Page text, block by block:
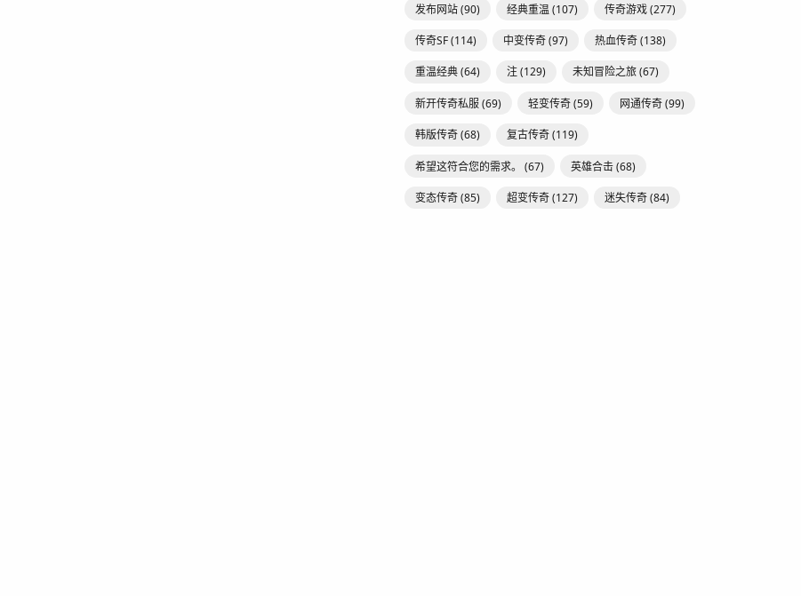
发布网站(90) 经典重温 (107) 传奇游戏(277)
传奇SF(114) 中变传奇(97) 热血传奇(138)
重温经典(64) 注(129) 未知冒险之旅(67)
新开传奇私服(69) 轻变传奇(59) 网通传奇(99)
韩版传奇(68) 复古传奇(119)
希望这符合您的需求。 (67) 英雄合击(68)
变态传奇(85) 超变传奇(127) 迷失传奇(84)